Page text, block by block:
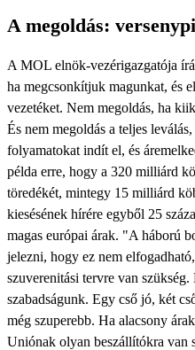
A megoldás:
A MOL elnök-vezérigazgatója
ha megcsonkítjuk magunkat, és
vezetéket. Nem megoldás, ha
És nem megoldás a teljes
folyamatokat indít el, és
példa erre, hogy a 320 milliárd
töredékét, mintegy 15 milliárd
kiesésének hírére egyből 25
magas európai árak. "A háború
jelezni, hogy ez nem
szuverenitási tervre van
szabadságunk. Egy cső jó, két
még szuperebb. Ha alacsony
Uniónak olyan beszállítókra van